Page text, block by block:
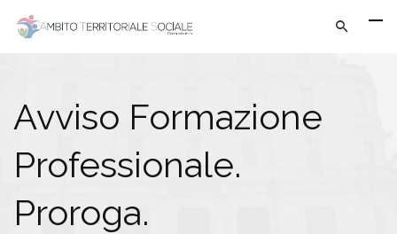
Avviso Formazione
Professionale.
Proroga.